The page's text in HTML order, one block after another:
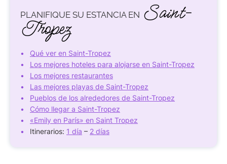
PLANIFIQUE SU ESTANCIA EN Saint-
Tropez
Qué ver en Saint-Tropez
Los mejores hoteles para alojarse en Saint-Tropez
Los mejores restaurantes
Las mejores playas de Saint-Tropez
Pueblos de los alrededores de Saint-Tropez
Cómo llegar a Saint-Tropez
«Emily en París» en Saint Tropez
Itinerarios: 1 día – 2 días